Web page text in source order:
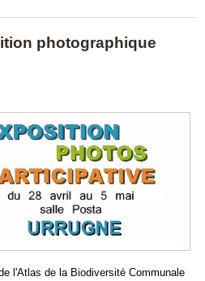
photographique
l'Atlas de la Biodiversité Communale